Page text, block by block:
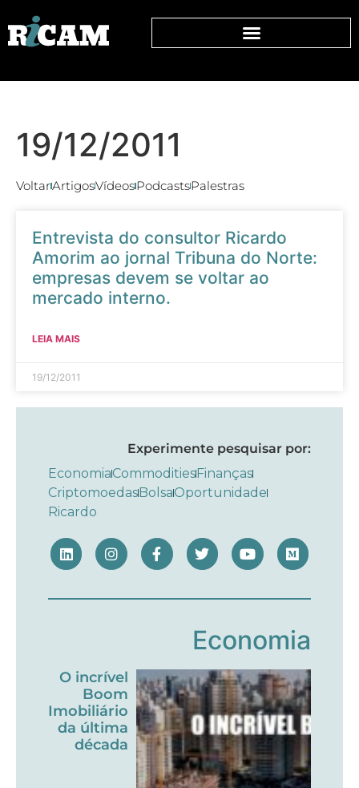
19/12/2011
VoltarArtigosVídeosPodcastsPalestras
Entrevista do consultor Ricardo
Amorim ao jornal Tribuna do Norte:
empresas devem se voltar ao
mercado interno.
LEIA MAIS
19/12/2011
Experimente pesquisar por:
EconomiaCommodities Finanças
Criptomoedas BolsaOportunidade
Ricardo
Economia
O incrível
Boom
Imobiliário
da última
década